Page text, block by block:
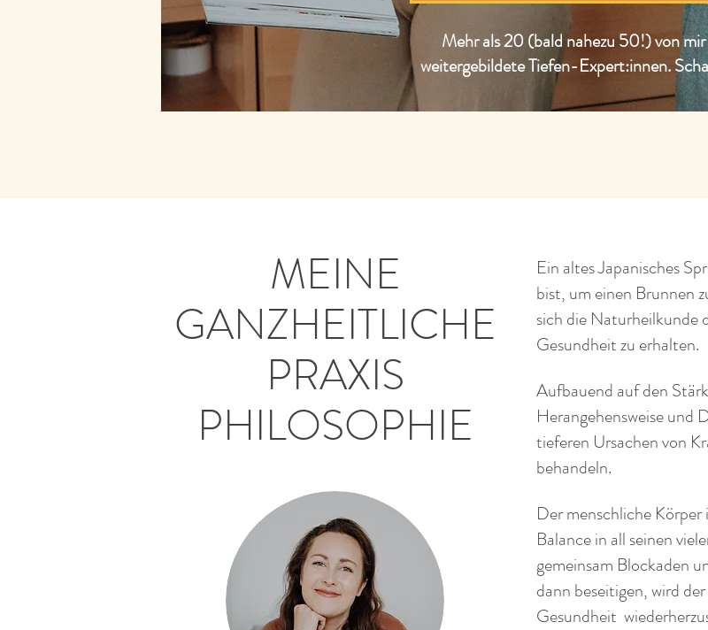
Mehr als 20 (bald nahezu 50!) von
weitergebildete Tiefen-Expert:innen.
MEINE
GANZHEITLICHE
PRAXIS
PHILOSOPHIE
Ein altes Japanisches
bist, um einen Brunnen
sich die Naturheilkunde
Gesundheit zu erhalten.
Aufbauend auf den
Herangehensweise und
tieferen Ursachen von
behandeln.
Der menschliche
Balance in all seinen
gemeinsam Blockaden
dann beseitigen, wird
Gesundheit